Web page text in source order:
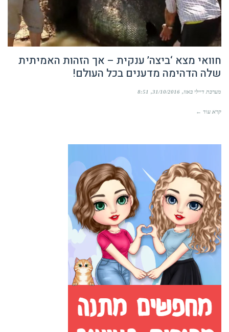
חוואי מצא ‘ביצה’ ענקית – אך הזהות האמיתית
שלה הדהימה מדענים בכל העולם!
מערכת דיילי באזז 31/10/2016
8:51
קרא עוד ←